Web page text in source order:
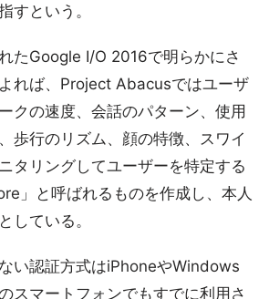
すという。
たGoogle I/O 2016で明らかにさ
れば、Project Abacusではユーザ
クの速度、会話のパターン、使用
歩行のリズム、顔の特徴、スワイ
タリングしてユーザーを特定する
」と呼ばれるものを作成し、本人
している。
い認証方式はiPhoneやWindows
スマートフォンでもすでに利用さ